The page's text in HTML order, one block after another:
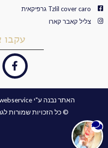
Tzlil cover caro גרפיקאית
צליל קאבר קארו
עקבו
F
a
c
e
b
o
האתר נבנה ע"י webservice ​ בניית אתרים ברמה אחרת
© כל הזכויות שמורות